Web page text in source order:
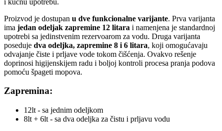
Proizvod je dostupan u dve funkcionalne varijante. Prva varijanta
ima jedan odeljak zapremine 12 litara i namenjena je standardnoj
upotrebi sa jedinstvenim rezervoarom za vodu. Druga varijanta
poseduje dva odeljka, zapremine 8 i 6 litara, koji omogućavaju
odvajanje čiste i prljave vode tokom čišćenja. Ovakvo rešenje
doprinosi higijenskijem radu i boljoj kontroli procesa pranja podova
pomoću špageti mopova.
Zapremina:
12lt - sa jednim odeljkom
8lt + 6lt - sa dva odeljka za čistu i prljavu vodu